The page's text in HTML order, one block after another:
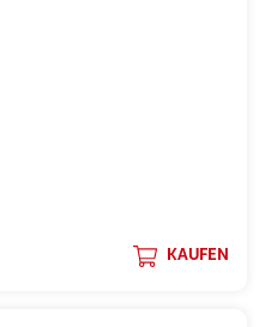
KAUFEN